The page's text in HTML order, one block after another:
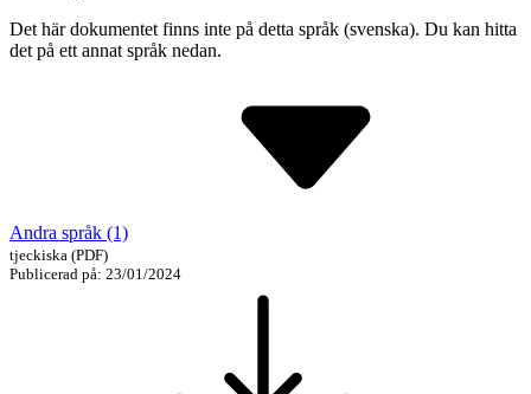
Det här dokumentet finns inte på detta språk (svenska). Du kan hitta
det på ett annat språk nedan.
Andra språk (1)
tjeckiska (PDF)
Publicerad på: 23/01/2024